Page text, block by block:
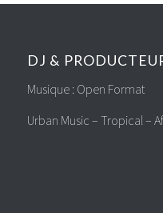
DJ &
Musique : Open Format
Urban Music – Tropical –